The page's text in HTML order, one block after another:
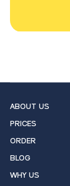
ABOUT US
PRICES
ORDER
BLOG
WHY US